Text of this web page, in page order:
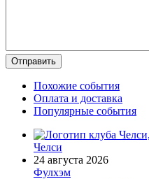
Похожие события
Оплата и доставка
Популярные события
Челси
24 августа 2026
Фулхэм